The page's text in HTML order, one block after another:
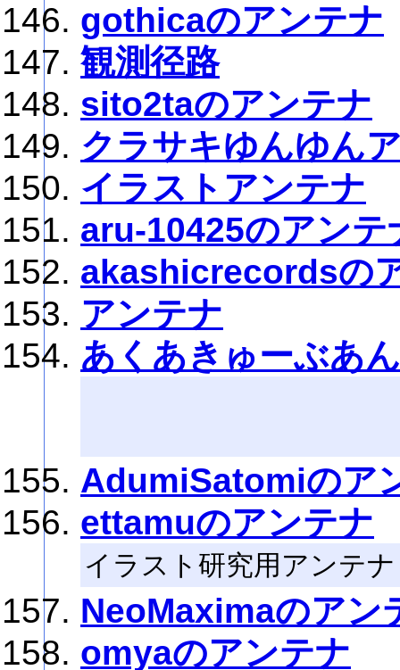
gothicaのアンテナ
観測径路
sito2taのアンテナ
クラサキゆんゆん
イラストアンテナ
aru-10425のアンテ
akashicrecordsの
アンテナ
あくあきゅーぶあ
AdumiSatomiのア
ettamuのアンテナ
イラスト研究用アンテナ
NeoMaximaのアン
omyaのアンテナ